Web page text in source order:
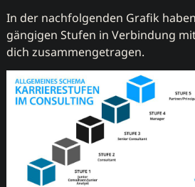
In der nachfolgenden Grafik
gängigen Stufen in Verbindung
dich zusammengetragen.